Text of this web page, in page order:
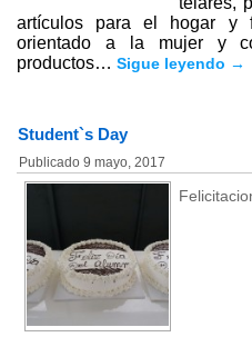
artículos para el hogar y
orientado a la mujer y
productos…Sigue leyendo →
Student`s Day
Publicado 9 mayo, 2017